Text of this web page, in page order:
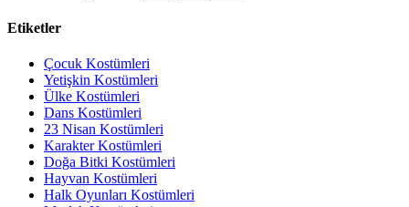
Etiketler
Çocuk Kostümleri
Yetişkin Kostümleri
Ülke Kostümleri
Dans Kostümleri
23 Nisan Kostümleri
Karakter Kostümleri
Doğa Bitki Kostümleri
Hayvan Kostümleri
Halk Oyunları Kostümleri